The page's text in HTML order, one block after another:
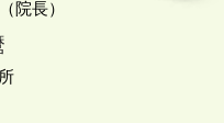
院長）